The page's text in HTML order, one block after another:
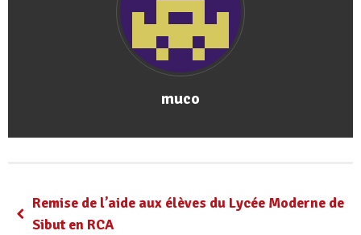
muco
Remise de l’aide aux élèves du Lycée Moderne de
Sibut en RCA